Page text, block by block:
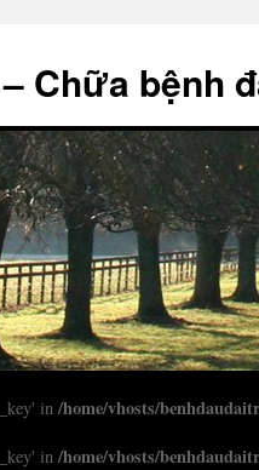
Chữa bệnh
in /home/vhosts/
in /home/vhosts/